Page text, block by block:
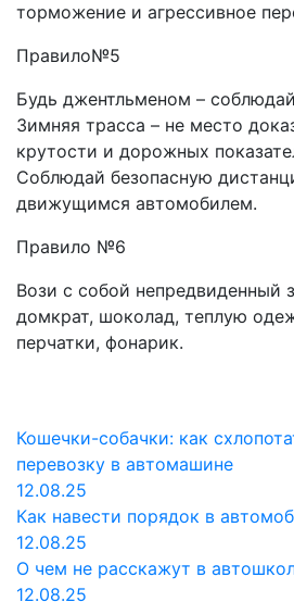
торможение и агрессивное
Правило№5
Будь джентльменом –
Зимняя трасса – не место
крутости и дорожных
Соблюдай безопасную
движущимся автомобилем.
Правило №6
Вози с собой непредвиденный
домкрат, шоколад, теплую
перчатки, фонарик.
Кошечки-собачки: как
перевозку в автомашине
12.08.25
Как навести порядок в
12.08.25
О чем не расскажут в
12.08.25